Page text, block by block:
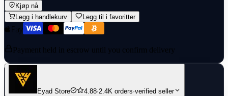
Kjøp nå
Legg i handlekurv
Legg til i favoritter
Payment held in escrow until you confirm delivery
Eyad Store 4.88·2.4K orders·verified seller